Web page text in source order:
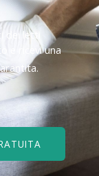
dei letti
e ricevi una